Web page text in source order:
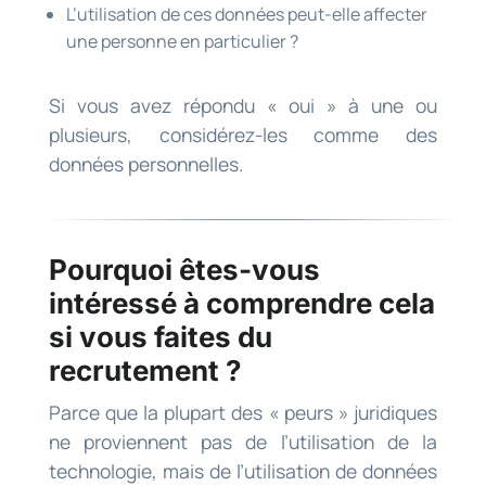
L’utilisation de ces données peut-elle affecter
une personne en particulier ?
Si vous avez répondu « oui » à une ou
plusieurs, considérez-les comme des
données personnelles.
Pourquoi êtes-vous
intéressé à comprendre cela
si vous faites du
recrutement ?
Parce que la plupart des « peurs » juridiques
ne proviennent pas de l’utilisation de la
technologie, mais de l’utilisation de données